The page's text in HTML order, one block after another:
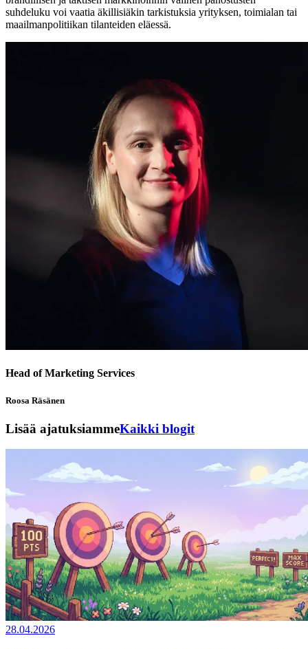
suhdeluku voi vaatia äkillisiäkin tarkistuksia yrityksen, toimialan tai
maailmanpolitiikan tilanteiden eläessä.
Head of Marketing Services
Roosa Räsänen
Lisää ajatuksiammeKaikki blogit
28.04.2026